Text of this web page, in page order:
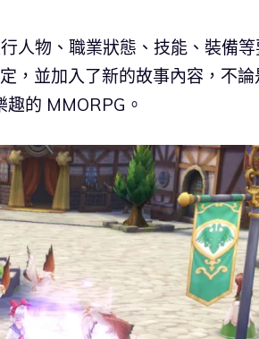
人物、職業狀態、技能、裝備
，並加入了新的故事內容，不論
的 MMORPG。